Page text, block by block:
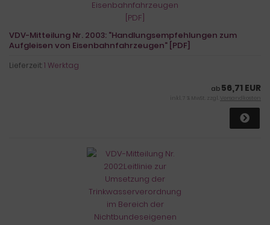
VDV-Mitteilung Nr. 2003: "Handlungsempfehlungen zum
Aufgleisen von Eisenbahnfahrzeugen" [PDF]
Lieferzeit:1 Werktag
ab 56,71 EUR
inkl. 7 % MwSt. zzgl. Versandkosten